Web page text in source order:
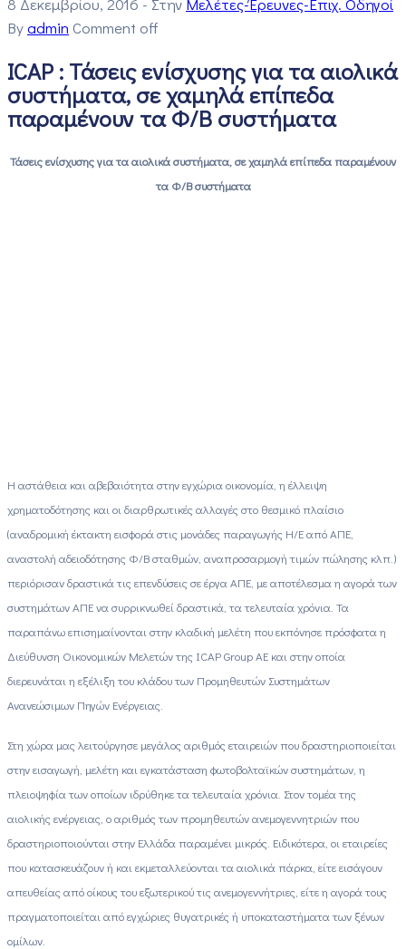
Byadmin Comment off
ICAP : Τάσεις ενίσχυσης για τα αιολικά
συστήματα, σε χαμηλά επίπεδα
παραμένουν τα Φ/Β συστήματα
Τάσεις ενίσχυσης για τα αιολικά συστήματα, σε χαμηλά επίπεδα παραμένουν
τα Φ/Β συστήματα
Η αστάθεια και αβεβαιότητα στην εγχώρια οικονομία, η έλλειψη
χρηματοδότησης και οι διαρθρωτικές αλλαγές στο θεσμικό πλαίσιο
(αναδρομική έκτακτη εισφορά στις μονάδες παραγωγής Η/Ε από ΑΠΕ,
αναστολή αδειοδότησης Φ/Β σταθμών, αναπροσαρμογή τιμών πώλησης κλπ.)
περιόρισαν δραστικά τις επενδύσεις σε έργα ΑΠΕ, με αποτέλεσμα η αγορά των
συστημάτων ΑΠΕ να συρρικνωθεί δραστικά, τα τελευταία χρόνια. Τα
παραπάνω επισημαίνονται στην κλαδική μελέτη που εκπόνησε πρόσφατα η
Διεύθυνση Οικονομικών Μελετών της ICAP Group AE και στην οποία
διερευνάται η εξέλιξη του κλάδου των Προμηθευτών Συστημάτων
Ανανεώσιμων Πηγών Ενέργειας.
Στη χώρα μας λειτούργησε μεγάλος αριθμός εταιρειών που δραστηριοποιείται
στην εισαγωγή, μελέτη και εγκατάσταση φωτοβολταϊκών συστημάτων, η
πλειοψηφία των οποίων ιδρύθηκε τα τελευταία χρόνια. Στον τομέα της
αιολικής ενέργειας, ο αριθμός των προμηθευτών ανεμογεννητριών που
δραστηριοποιούνται στην Ελλάδα παραμένει μικρός. Ειδικότερα, οι εταιρείες
που κατασκευάζουν ή και εκμεταλλεύονται τα αιολικά πάρκα, είτε εισάγουν
απευθείας από οίκους του εξωτερικού τις ανεμογεννήτριες, είτε η αγορά τους
πραγματοποιείται από εγχώριες θυγατρικές ή υποκαταστήματα των ξένων
ομίλων.